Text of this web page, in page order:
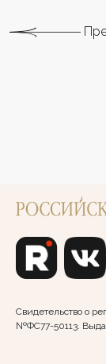
Свидетельство о
№ФС77-50113.